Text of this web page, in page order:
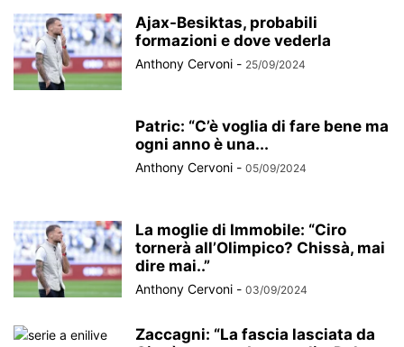
Ajax-Besiktas, probabili
formazioni e dove vederla
Anthony Cervoni - 25/09/2024
Patric: “C’è voglia di fare bene ma
ogni anno è una...
Anthony Cervoni - 05/09/2024
La moglie di Immobile: “Ciro
tornerà all’Olimpico? Chissà, mai
dire mai..”
Anthony Cervoni - 03/09/2024
Zaccagni: “La fascia lasciata da